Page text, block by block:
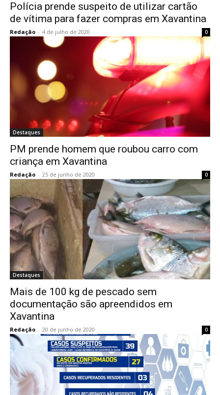
Polícia prende suspeito de utilizar cartão
de vítima para fazer compras em Xavantina
Redação - 4 de julho de 2020 0
Destaques
PM prende homem que roubou carro com
criança em Xavantina
Redação - 25 de junho de 2020 0
Destaques
Mais de 100 kg de pescado sem
documentação são apreendidos em
Xavantina
Redação - 20 de junho de 2020 0